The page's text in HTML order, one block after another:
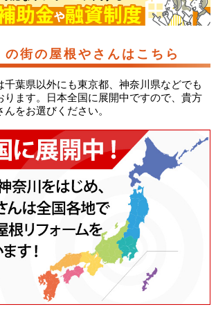
の街の屋根やさんはこちら
千葉県以外にも東京都、神奈川県などでも
ります。日本全国に展開中ですので、貴方
をお選びください。